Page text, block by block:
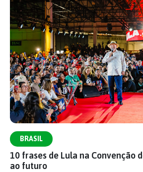
BRASIL
10 frases de Lula na Convenção
ao futuro